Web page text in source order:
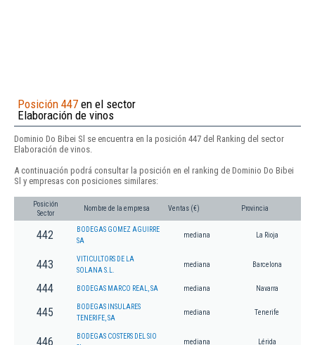
Posición 447 en el sector
Elaboración de vinos
Dominio Do Bibei Sl se encuentra en la posición 447 del Ranking del sector
Elaboración de vinos.
A continuación podrá consultar la posición en el ranking de Dominio Do Bibei
Sl y empresas con posiciones similares:
Posición
Sector
Nombre de la empresa Ventas (€) Provincia
442
BODEGAS GOMEZ AGUIRRE
SA
mediana La Rioja
443
VITICULTORS DE LA
SOLANA S.L.
mediana Barcelona
444 BODEGAS MARCO REAL, SA mediana Navarra
445
BODEGAS INSULARES
TENERIFE, SA
mediana Tenerife
446
BODEGAS COSTERS DEL SIO
mediana Lérida